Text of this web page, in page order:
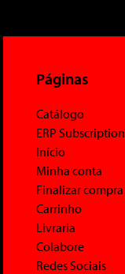
Páginas
Catálogo
ERP Subscription
Início
Minha conta
Finalizar compra
Carrinho
Livraria
Colabore
Redes Sociais